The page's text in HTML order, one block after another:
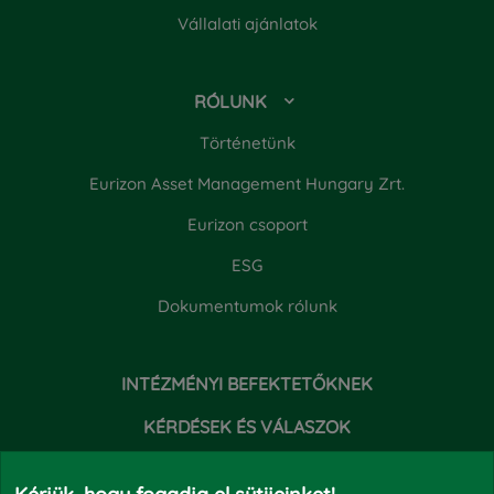
Vállalati ajánlatok
RÓLUNK
Történetünk
Eurizon Asset Management Hungary Zrt.
Eurizon csoport
ESG
Dokumentumok rólunk
INTÉZMÉNYI BEFEKTETŐKNEK
KÉRDÉSEK ÉS VÁLASZOK